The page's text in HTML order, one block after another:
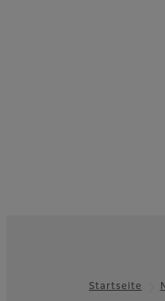
Startseite